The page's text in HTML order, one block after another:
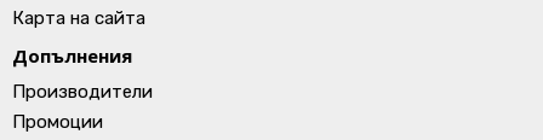
Карта на сайта
Допълнения
Производители
Промоции